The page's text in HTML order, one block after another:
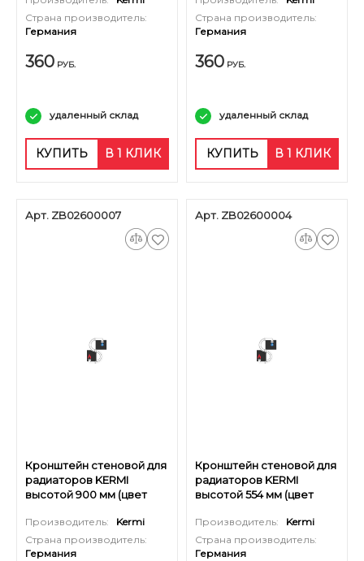
Страна производитель:
Германия
360 РУБ.
удаленный склад
КУПИТЬ В 1 КЛИК
Страна производитель:
Германия
360 РУБ.
удаленный склад
КУПИТЬ В 1 КЛИК
Арт. ZB02600007
Кронштейн стеновой для
радиаторов KERMI
высотой 900 мм (цвет
Производитель:
Kermi
Страна производитель:
Германия
Арт. ZB02600004
Кронштейн стеновой для
радиаторов KERMI
высотой 554 мм (цвет
Производитель:
Kermi
Страна производитель:
Германия